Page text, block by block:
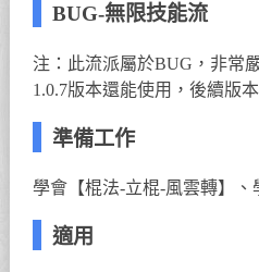
BUG-無限技能流
注：此流派屬於BUG，非常
1.0.7版本還能使用，後續版
準備工作
學會【棍法-立棍-風雲轉】、
適用